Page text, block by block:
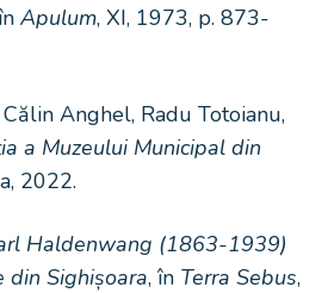
Apulum, XI, 1973, p. 873-
Anghel, Radu Totoianu,
a Muzeului Municipal din
2022.
Haldenwang (1863-1939)
din Sighișoara, în Terra Sebus,